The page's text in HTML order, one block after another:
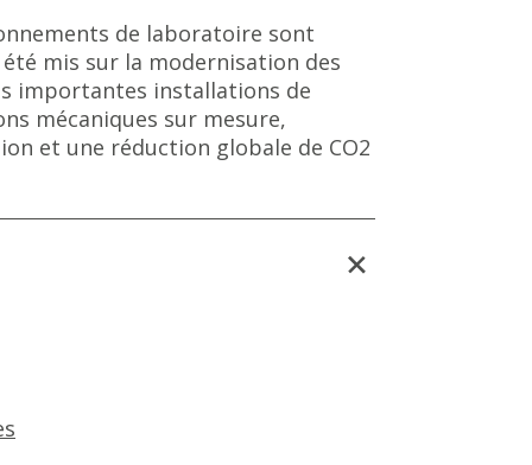
de laboratoire sont
mis sur la modernisation des
importantes installations de
mécaniques sur mesure,
et une réduction globale de CO2